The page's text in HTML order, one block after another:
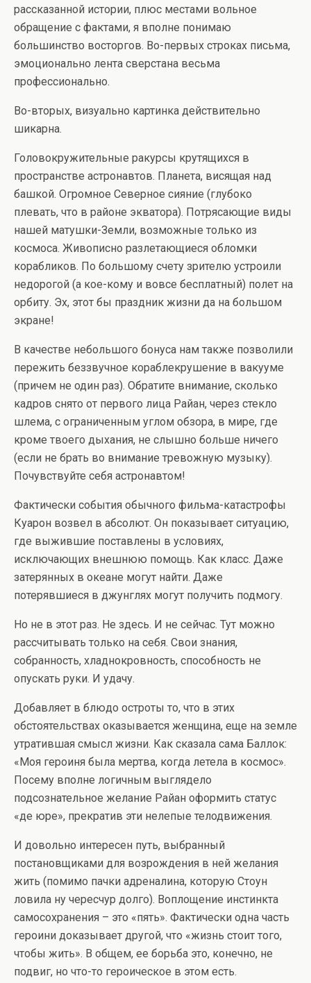
рассказанной истории, плюс местами вольное
обращение с фактами, я вполне понимаю
большинство восторгов. Во-первых строках письма,
эмоционально лента сверстана весьма
профессионально.
Во-вторых, визуально картинка действительно
шикарна.
Головокружительные ракурсы крутящихся в
пространстве астронавтов. Планета, висящая над
башкой. Огромное Северное сияние (глубоко
плевать, что в районе экватора). Потрясающие виды
нашей матушки-Земли, возможные только из
космоса. Живописно разлетающиеся обломки
корабликов. По большому счету зрителю устроили
недорогой (а кое-кому и вовсе бесплатный) полет на
орбиту. Эх, этот бы праздник жизни да на большом
экране!
В качестве небольшого бонуса нам также позволили
пережить беззвучное кораблекрушение в вакууме
(причем не один раз). Обратите внимание, сколько
кадров снято от первого лица Райан, через стекло
шлема, с ограниченным углом обзора, в мире, где
кроме твоего дыхания, не слышно больше ничего
(если не брать во внимание тревожную музыку).
Почувствуйте себя астронавтом!
Фактически события обычного фильма-катастрофы
Куарон возвел в абсолют. Он показывает ситуацию,
где выжившие поставлены в условиях,
исключающих внешнюю помощь. Как класс. Даже
затерянных в океане могут найти. Даже
потерявшиеся в джунглях могут получить подмогу.
Но не в этот раз. Не здесь. И не сейчас. Тут можно
рассчитывать только на себя. Свои знания,
собранность, хладнокровность, способность не
опускать руки. И удачу.
Добавляет в блюдо остроты то, что в этих
обстоятельствах оказывается женщина, еще на земле
утратившая смысл жизни. Как сказала сама Баллок:
«Моя героиня была мертва, когда летела в космос».
Посему вполне логичным выглядело
подсознательное желание Райан оформить статус
«де юре», прекратив эти нелепые телодвижения.
И довольно интересен путь, выбранный
постановщиками для возрождения в ней желания
жить (помимо пачки адреналина, которую Стоун
ловила ну чересчур долго). Воплощение инстинкта
самосохранения – это «пять». Фактически одна часть
героини доказывает другой, что «жизнь стоит того,
чтобы жить». В общем, ее борьба это, конечно, не
подвиг, но что-то героическое в этом есть.